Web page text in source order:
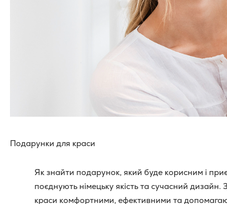
Подарунки для краси
Як знайти подарунок, який буде корисним і
поєднують німецьку якість та сучасний
краси комфортними, ефективними та